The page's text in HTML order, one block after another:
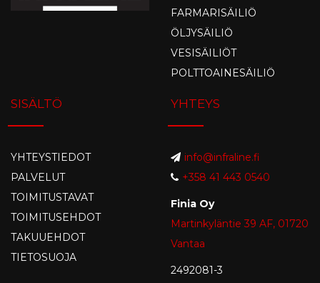
FARMARISÄILIÖ
ÖLJYSÄILIÖ
VESISÄILIÖT
POLTTOAINESÄILIÖ
SISÄLTÖ
YHTEYSTIEDOT
PALVELUT
TOIMITUSTAVAT
TOIMITUSEHDOT
TAKUUEHDOT
TIETOSUOJA
YHTEYS
info@infraline.fi
+358 41 443 0540
Finia Oy
Martinkyläntie 39 AF, 01720
Vantaa
2492081-3